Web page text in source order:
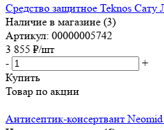
Средство защитное Teknos Cату
Наличие в магазине (3)
Артикул: 00000005742
3 855 ₽/шт
-
+
Купить
Товар по акции
Антисептик-консертвант